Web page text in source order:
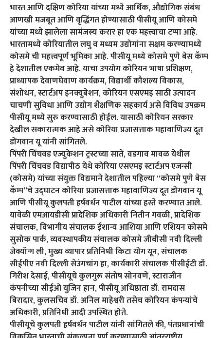
भारत आणि दक्षिण कोरिया यांच्या मध्ये आर्थिक, औद्योगिक संबंध
आणखी मजबूत आणि वृद्धिंगत होण्यासाठी पीसीयू आणि कोसमे
यांच्या मध्ये झालेला सामंजस्य करार हा एक महत्त्वाचा टप्पा आहे.
भारतामध्ये कोरियातील लघु व मध्यम उद्योगांना सक्षम करण्यामध्ये
कोसमे ची महत्त्वपूर्ण भूमिका आहे. पीसीयू मध्ये कोसमे पुणे बेस कॅम्प
हे देशातील एकमेव आहे. याचा उपयोग कोरियन भाषा प्रशिक्षण,
प्राध्यापक देवाणघेवाण कार्यक्रम, विद्यार्थी कौशल्य विकास,
संशोधन, स्टार्टअप इनक्युबेशन, कोरियन एसएमइ साठी उत्पादन
चाचणी सुविधा आणि उद्योग शैक्षणिक सहकार्य असे विविध उपक्रम
पीसीयू मध्ये सुरु करण्यासाठी होईल. यासाठी कोरियन सरकार
देखील सकारात्मक आहे असे कोरिया प्रजासत्ताक महावाणिज्य दूत
डोंगवान यू यांनी सांगितले.
पिंपरी चिंचवड एज्युकेशन ट्रस्टच्या साते, वडगाव मावळ येथील
पिंपरी चिंचवड विद्यापीठ येथे कोरिया एसएमइ स्टार्टअप एजन्सी
(कोसमे) यांच्या संयुक्त विद्यमाने देशातील पहिल्या “कोसमे पुणे बेस
कॅम्प”चे उद्घाटन कोरिया प्रजासत्ताक महावाणिज्य दूत डोंगवान यू
आणि पीसीयू कुलपती हर्षवर्धन पाटील यांच्या हस्ते करण्यात आले.
यावेळी एमआयडीसी प्रादेशिक अधिकारी नितीन गवळी, प्रादेशिक
संचालक, विभागीय संचालक ईशान्य आशिया आणि एशियन कोसमे
सुसोक पार्क, व्यवस्थापकीय संचालक कोसमे जीबीसी नवी दिल्ली
जेक्यॉन्ग ली, मुख्य व्यापार प्रतिनिधी किटा योंग यून, संचालक
सीईपीए नवी दिल्ली सेउंगचांग हा, कार्यकारी संचालक पीसीईटी डॉ.
गिरीश देसाई, पीसीयूचे कुलगुरू संतोष सोनवणे, स्टाराजीन
कंपनीच्या सीईओ युजिन हान, पीसीयू अधिष्ठाता डॉ. रामदास
बिरादार, कुलसचिव डॉ. अनिल माहेश्वरी तसेच कोरियन कंपन्यांचे
अधिकारी, प्रतिनिधी आदी उपस्थित होते.
पीसीयूचे कुलपती हर्षवर्धन पाटील यांनी सांगितले की, पंतप्रधानांची